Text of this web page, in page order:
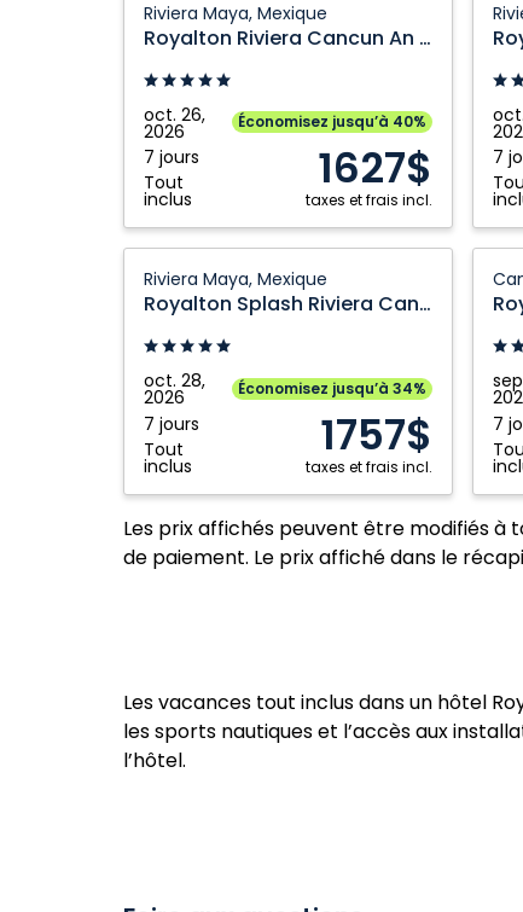
Riviera Maya, Mexique
Royalton Riviera Cancun An Autograph Collection All Inclusive Resort and Casino
oct. 26,
2026
7 jours
Tout
inclus
Économisez jusqu’à 40%
1627$
taxes et frais incl.
Riviera
Cancun
An
Autograph
Collection
All
Inclusive
Resort
and
Casino:
Riviera
Maya,
Mexique
7
An
All
and
Riviera Maya, Mexique
Royalton Splash Riviera Cancun An Autograph Collection All Inclusive Resort
oct. 28,
2026
7 jours
Tout
inclus
Économisez jusqu’à 34%
1757$
taxes et frais incl.
Splash
Riviera
Cancun
An
Autograph
Collection
All
Inclusive
Resort:
Riviera
7
CHIC
An
Only:
Les prix affichés peuvent être modifiés à
de paiement. Le prix affiché dans le
Les vacances tout inclus dans un hôtel
les sports nautiques et l’accès aux
l’hôtel.